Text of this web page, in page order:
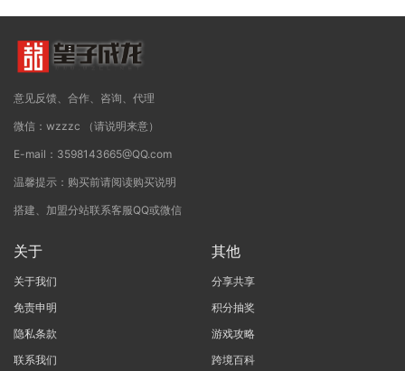
意见反馈、合作、咨询、代理
微信：wzzzc （请说明来意）
E-mail：3598143665@QQ.com
温馨提示：购买前请阅读购买说明
搭建、加盟分站联系客服QQ或微信
关于
关于我们
免责申明
隐私条款
联系我们
其他
分享共享
积分抽奖
游戏攻略
跨境百科